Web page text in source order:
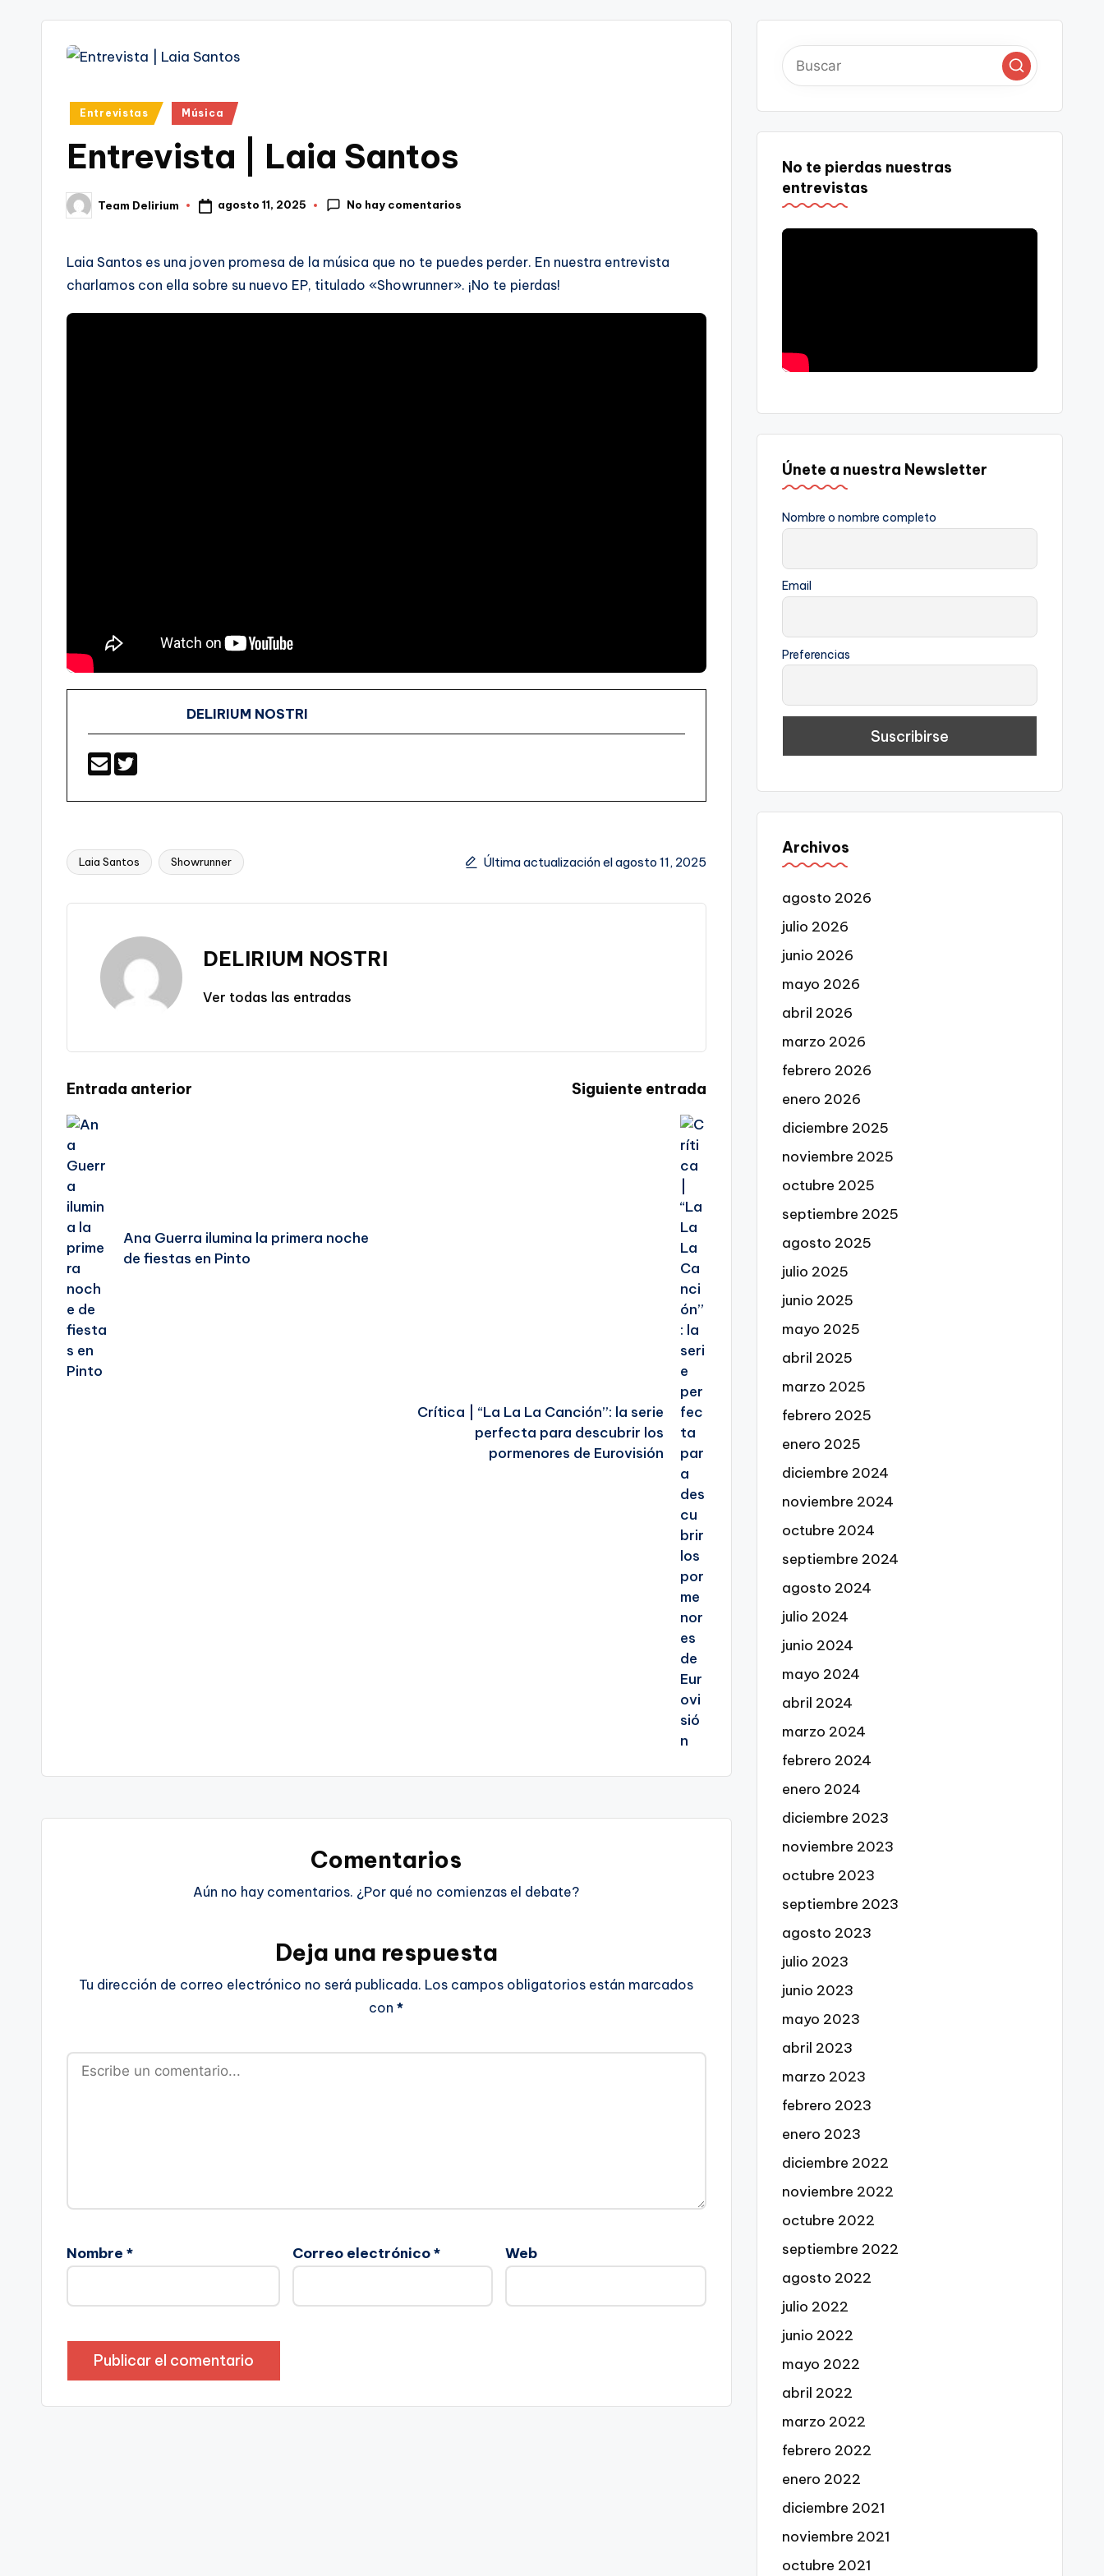
Publicado
Entrevistas Música
Entrevista | Laia Santos
Publicado
por
Team Delirium agosto 11, 2025 No hay comentarios
Laia Santos es una joven promesa de la música que no te puedes perder. En nuestra entrevista
charlamos con ella sobre su nuevo EP, titulado «Showrunner». ¡No te pierdas!
DELIRIUM NOSTRI
Etiquetas:
Laia Santos Showrunner Última actualización el agosto 11, 2025
DELIRIUM NOSTRI
Ver todas las entradas
Navegación
de
entradas
Entrada anterior
Ana Guerra ilumina la primera noche
de fiestas en Pinto
Siguiente entrada
Crítica | “La La La Canción”: la serie
perfecta para descubrir los
pormenores de Eurovisión
Comentarios
Aún no hay comentarios. ¿Por qué no comienzas el debate?
Deja una respuesta
Tu dirección de correo electrónico no será publicada. Los campos obligatorios están marcados
con*
Nombre * Correo electrónico* Web
No te pierdas nuestras
entrevistas
Únete a nuestra Newsletter
Nombre o nombre completo
Email
Preferencias
Archivos
agosto 2026
julio 2026
junio 2026
mayo 2026
abril 2026
marzo 2026
febrero 2026
enero 2026
diciembre 2025
noviembre 2025
octubre 2025
septiembre 2025
agosto 2025
julio 2025
junio 2025
mayo 2025
abril 2025
marzo 2025
febrero 2025
enero 2025
diciembre 2024
noviembre 2024
octubre 2024
septiembre 2024
agosto 2024
julio 2024
junio 2024
mayo 2024
abril 2024
marzo 2024
febrero 2024
enero 2024
diciembre 2023
noviembre 2023
octubre 2023
septiembre 2023
agosto 2023
julio 2023
junio 2023
mayo 2023
abril 2023
marzo 2023
febrero 2023
enero 2023
diciembre 2022
noviembre 2022
octubre 2022
septiembre 2022
agosto 2022
julio 2022
junio 2022
mayo 2022
abril 2022
marzo 2022
febrero 2022
enero 2022
diciembre 2021
noviembre 2021
octubre 2021